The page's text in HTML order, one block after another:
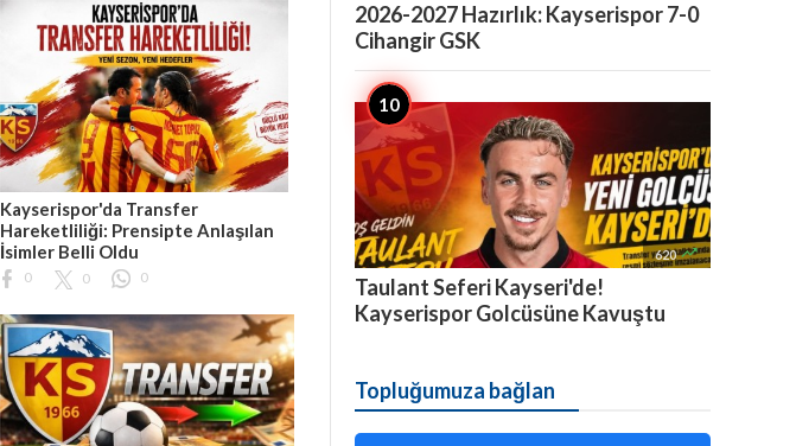
Kayserispor'da Transfer
Hareketliliği: Prensipte Anlaşılan
İsimler Belli Oldu
0 0 0
2026-2027 Hazırlık: Kayserispor 7-0
Cihangir GSK
620 
Taulant Seferi Kayseri'de!
Kayserispor Golcüsüne Kavuştu
Topluğumuza bağlan